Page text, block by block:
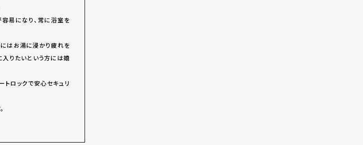
易になり、常に浴室を
にはお湯に浸かり疲れを
入りたいという方には嬉
トロックで安心セキュリ